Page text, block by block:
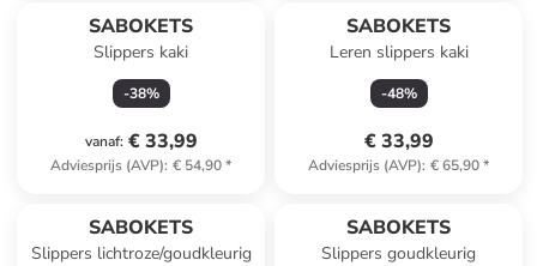
SABOKETS
Slippers kaki
-38%
vanaf: € 33,99
Adviesprijs (AVP): € 54,90*
SABOKETS
Leren slippers kaki
-48%
€ 33,99
Adviesprijs (AVP): € 65,90*
SABOKETS
Slippers lichtroze/goudkleurig
SABOKETS
Slippers goudkleurig